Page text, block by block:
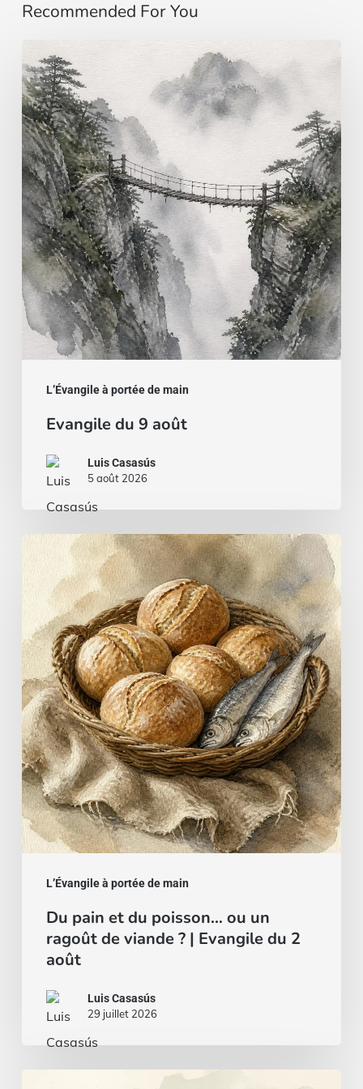
Recommended For You
L’Évangile à portée de main
Evangile
du
9
août
Evangile du 9 août
Luis Casasús
5 août 2026
L’Évangile à portée de main
pain
poisson…
ou
un
ragoût
de
viande
?
Evangile
août
Du pain et du poisson… ou un
ragoût de viande ? | Evangile du 2
août
Luis Casasús
29 juillet 2026